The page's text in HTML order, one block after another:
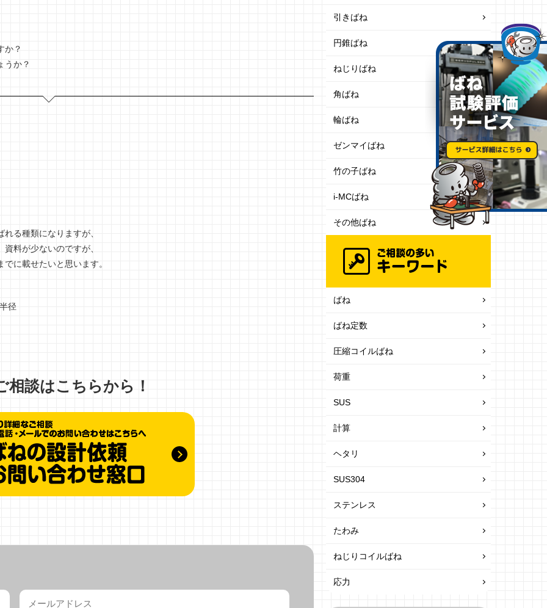
か？
うか？
る種類になりますが、
料が少ないのですが、
に載せたいと思います。
径
相談はこちらから！
引きばね
円錐ばね
ねじりばね
角ばね
輪ばね
ゼンマイばね
竹の子ばね
i-MCばね
その他ばね
ばね
ばね定数
圧縮コイルばね
荷重
SUS
計算
ヘタリ
SUS304
ステンレス
たわみ
ねじりコイルばね
応力